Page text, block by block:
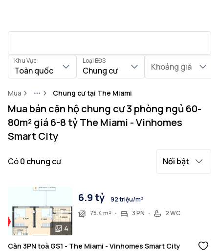
Khu Vực
Toàn quốc
Loại BĐS
Chung cư Khoảng giá
Mua MoreChung cư tại The Miami
Mua bán căn hộ chung cư 3 phòng ngủ 60-
80m² giá 6-8 tỷ The Miami - Vinhomes
Smart City
Có0 chung cư Nổi bật
4
6.9 tỷ
92 triệu/m²
75.4 m²
3 PN 2 WC
Căn 3PN toà GS1 - The Miami - Vinhomes Smart City